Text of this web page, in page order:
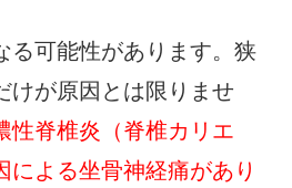
る可能性があります。狭
けが原因とは限りませ
性脊椎炎（脊椎カリエ
による坐骨神経痛があり